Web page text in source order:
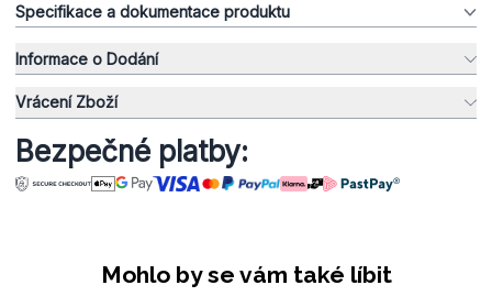
Specifikace a dokumentace produktu
Informace o Dodání
Vrácení Zboží
Bezpečné platby:
Mohlo by se vám také líbit